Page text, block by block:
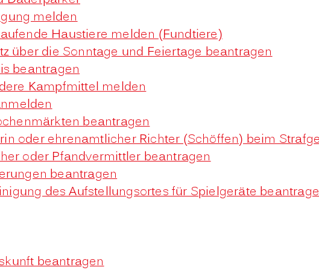
melden
Haustiere melden (Fundtiere)
über die Sonntage und Feiertage beantragen
beantragen
Kampfmittel melden
beantragen
oder ehrenamtlicher Richter (Schöffen) beim
oder Pfandvermittler beantragen
beantragen
des Aufstellungsortes für Spielgeräte
beantragen